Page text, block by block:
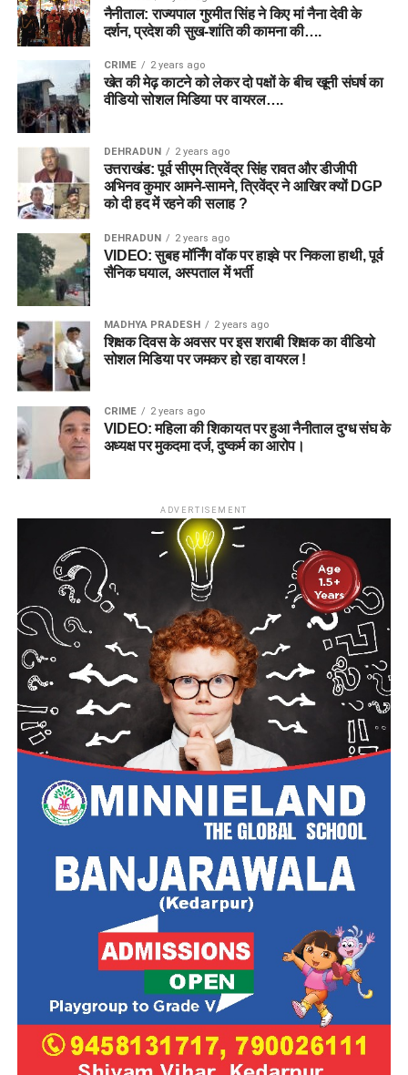
नैनीताल: राज्यपाल गुरमीत सिंह ने किए मां नैना देवी के
दर्शन, प्रदेश की सुख-शांति की कामना की….
CRIME 2 years ago
खेत की मेढ़ काटने को लेकर दो पक्षों के बीच खूनी संघर्ष का
वीडियो सोशल मिडिया पर वायरल….
DEHRADUN 2 years ago
उत्तराखंड: पूर्व सीएम त्रिवेंद्र सिंह रावत और डीजीपी
अभिनव कुमार आमने-सामने, त्रिवेंद्र ने आखिर क्यों DGP
को दी हद में रहने की सलाह ?
DEHRADUN 2 years ago
VIDEO: सुबह मॉर्निंग वॉक पर हाइवे पर निकला हाथी, पूर्व
सैनिक घयाल, अस्पताल में भर्ती
MADHYA PRADESH 2 years ago
शिक्षक दिवस के अवसर पर इस शराबी शिक्षक का वीडियो
सोशल मिडिया पर जमकर हो रहा वायरल !
CRIME 2 years ago
VIDEO: महिला की शिकायत पर हुआ नैनीताल दुग्ध संघ के
अध्यक्ष पर मुकदमा दर्ज, दुष्कर्म का आरोप।
ADVERTISEMENT